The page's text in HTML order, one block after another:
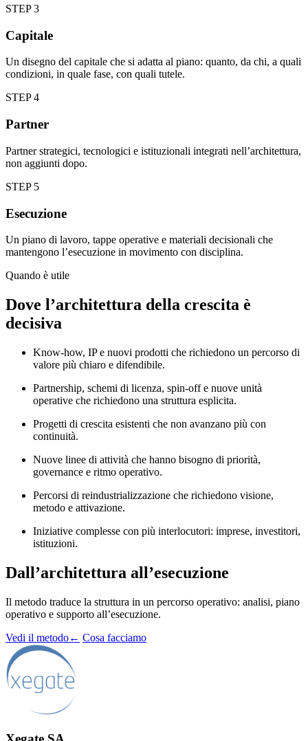
STEP 3
Capitale
Un disegno del capitale che si adatta al piano: quanto, da chi, a quali
condizioni, in quale fase, con quali tutele.
STEP 4
Partner
Partner strategici, tecnologici e istituzionali integrati nell’architettura,
non aggiunti dopo.
STEP 5
Esecuzione
Un piano di lavoro, tappe operative e materiali decisionali che
mantengono l’esecuzione in movimento con disciplina.
Quando è utile
Dove l’architettura della crescita è
decisiva
Know-how, IP e nuovi prodotti che richiedono un percorso di
valore più chiaro e difendibile.
Partnership, schemi di licenza, spin-off e nuove unità
operative che richiedono una struttura esplicita.
Progetti di crescita esistenti che non avanzano più con
continuità.
Nuove linee di attività che hanno bisogno di priorità,
governance e ritmo operativo.
Percorsi di reindustrializzazione che richiedono visione,
metodo e attivazione.
Iniziative complesse con più interlocutori: imprese, investitori,
istituzioni.
Dall’architettura all’esecuzione
Il metodo traduce la struttura in un percorso operativo: analisi, piano
operativo e supporto all’esecuzione.
Vedi il metodo← Cosa facciamo